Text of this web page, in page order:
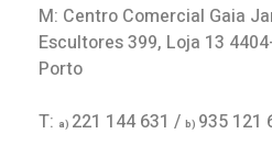
M: Centro Comercial Gaia
Escultores 399, Loja 13
Porto
T: a) 221 144 631 / b) 935 121